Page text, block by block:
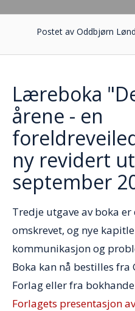
Postet av Oddbjørn
Læreboka
årene - en
ny revidert
september
Tredje utgave av boka
omskrevet, og nye
kommunikasjon og
Boka kan nå bestilles
Forlag eller fra
Forlagets presentasjon